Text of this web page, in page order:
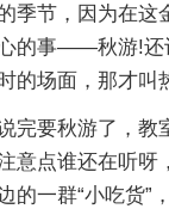
季节，因为在这
的事——秋游!还
的场面，那才叫
完要秋游了，教
意点谁还在听呀
的一群“小吃货”